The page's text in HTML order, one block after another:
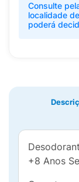
Consulte
localidade
poderá
+8 Anos